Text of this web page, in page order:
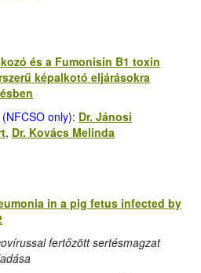
és a Fumonisin B1 toxin
képalkotó eljárásokra
only): Dr. Jánosi
, Dr. Kovács Melinda
in a pig fetus infected by
fertőzött sertésmagzat